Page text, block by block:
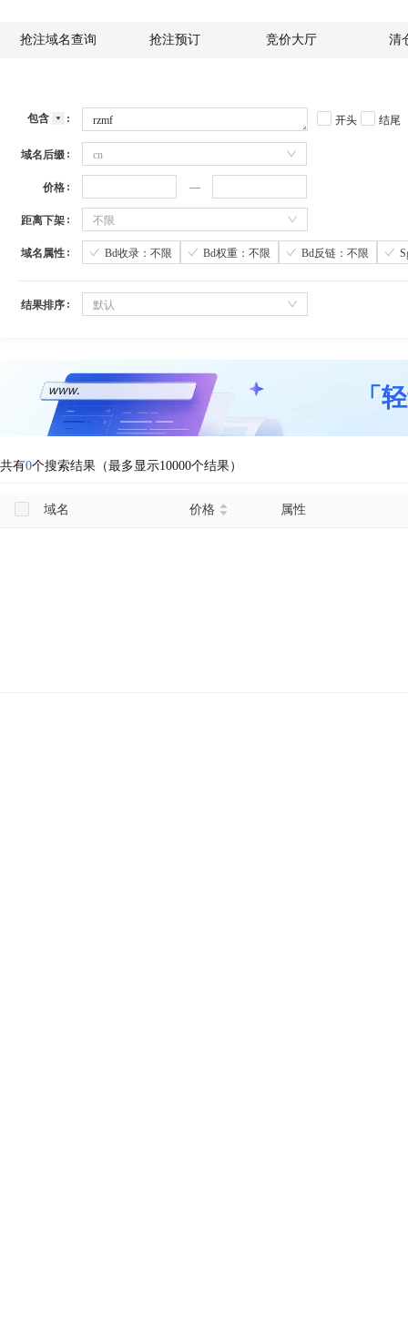
抢注域名查询 抢注预订 竞价大厅 清
包含 开头 结尾
域名后缀 cn
价格
距离下架 不限
域名属性 Bd收录：不限 Bd权重：不限 Bd反链：不限
结果排序 默认
「
共有0个搜索结果（最多显示10000个结果）
域名 价格 属性